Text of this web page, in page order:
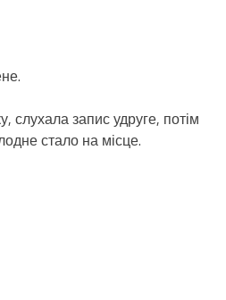
слухала запис удруге, потім
стало на місце.